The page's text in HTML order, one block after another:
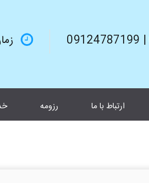
زمان
ارتباط با ما رزومه